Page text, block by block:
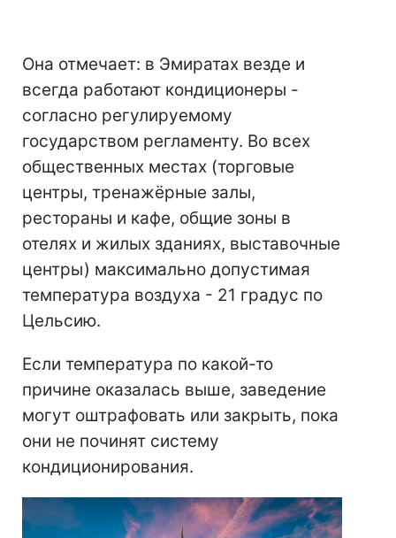
Она отмечает: в Эмиратах везде и
всегда работают кондиционеры -
согласно регулируемому
государством регламенту. Во всех
общественных местах (торговые
центры, тренажёрные залы,
рестораны и кафе, общие зоны в
отелях и жилых зданиях, выставочные
центры) максимально допустимая
температура воздуха - 21 градус по
Цельсию.
Если температура по какой-то
причине оказалась выше, заведение
могут оштрафовать или закрыть, пока
они не починят систему
кондиционирования.